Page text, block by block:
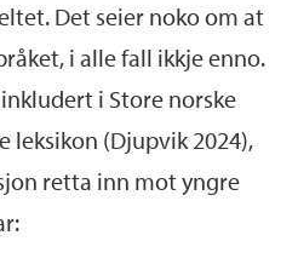
Det seier noko om at
i alle fall ikkje enno.
i Store norske
leksikon (Djupvik 2024),
retta inn mot yngre